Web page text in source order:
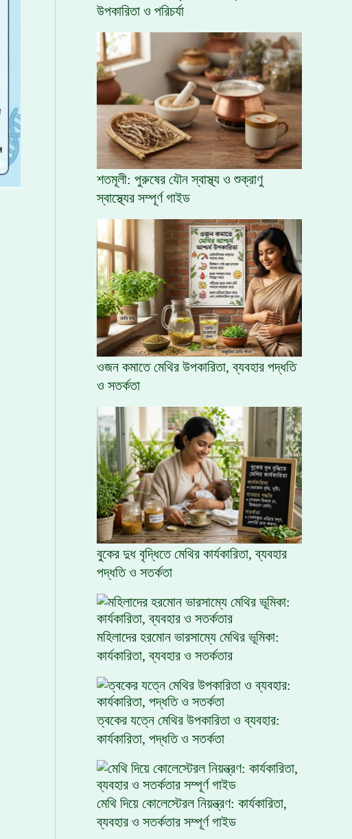
উপকারিতা ও পরিচর্যা
শতমূলী: পুরুষের যৌন স্বাস্থ্য ও শুক্রাণু
স্বাস্থ্যের সম্পূর্ণ গাইড
ওজন কমাতে মেথির উপকারিতা, ব্যবহার পদ্ধতি
ও সতর্কতা
বুকের দুধ বৃদ্ধিতে মেথির কার্যকারিতা, ব্যবহার
পদ্ধতি ও সতর্কতা
মহিলাদের হরমোন ভারসাম্যে মেথির ভূমিকা:
কার্যকারিতা, ব্যবহার ও সতর্কতার
ত্বকের যত্নে মেথির উপকারিতা ও ব্যবহার:
কার্যকারিতা, পদ্ধতি ও সতর্কতা
মেথি দিয়ে কোলেস্টেরল নিয়ন্ত্রণ: কার্যকারিতা,
ব্যবহার ও সতর্কতার সম্পূর্ণ গাইড